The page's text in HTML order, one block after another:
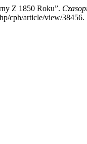
Z 1850 Roku”.
cph/article/view/38456.